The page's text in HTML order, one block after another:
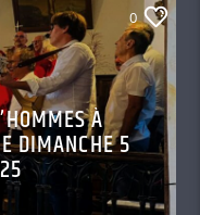
0
À
DIMANCHE 5